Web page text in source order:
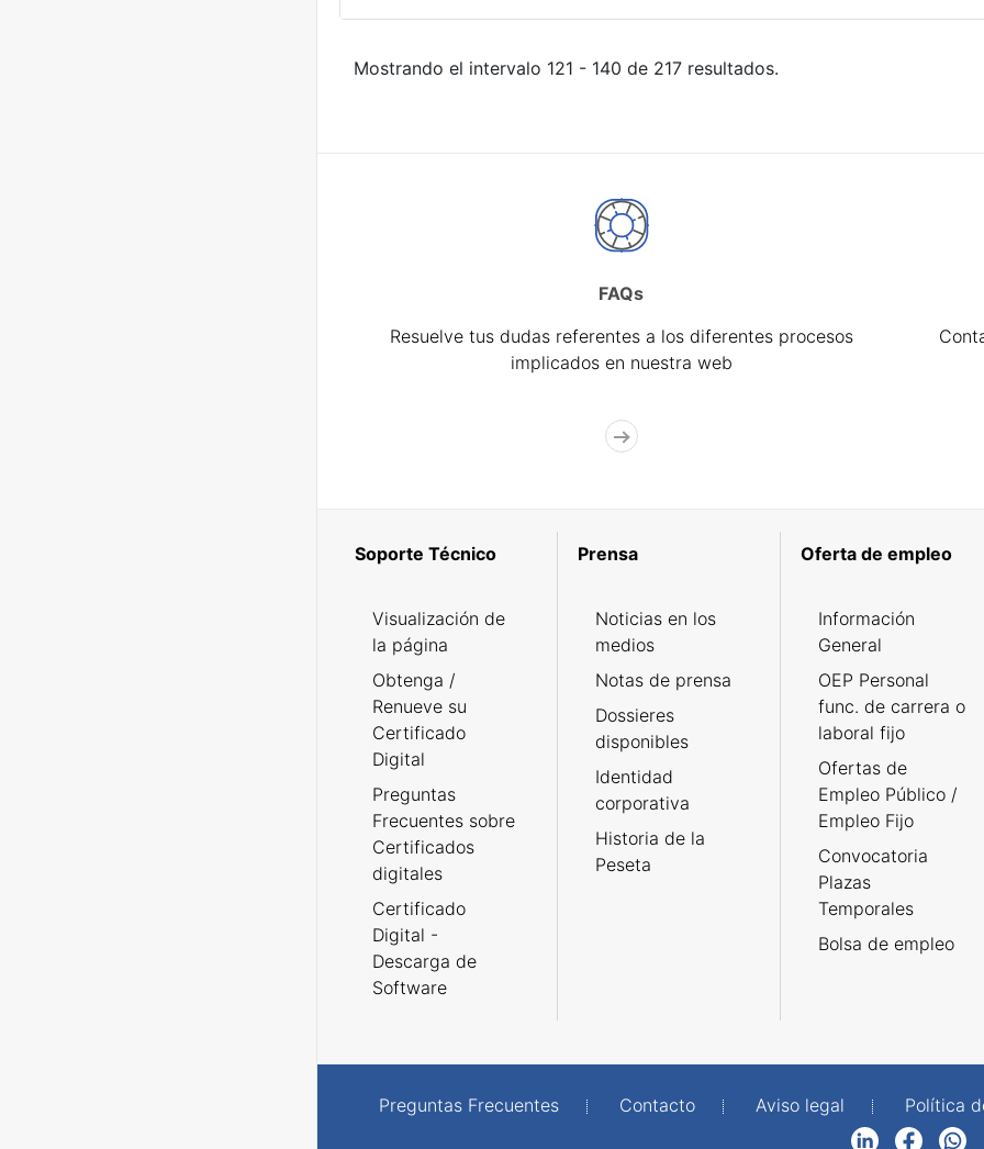
Mostrando el intervalo 121 - 140 de 217 resultados.
FAQs
Resuelve tus dudas referentes a los diferentes procesos
implicados en nuestra web
Soporte Técnico
Visualización de
la página
Obtenga /
Renueve su
Certificado
Digital
Preguntas
Frecuentes sobre
Certificados
digitales
Certificado
Digital -
Descarga de
Software
Prensa
Noticias en los
medios
Notas de prensa
Dossieres
disponibles
Identidad
corporativa
Historia de la
Peseta
Oferta de empleo
Información
General
OEP Personal
func. de carrera o
laboral fijo
Ofertas de
Empleo Público /
Empleo Fijo
Convocatoria
Plazas
Temporales
Bolsa de empleo
Preguntas Frecuentes Contacto Aviso legal
Política
FacebookWhatsApp